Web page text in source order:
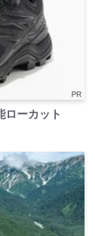
PR
ローカット